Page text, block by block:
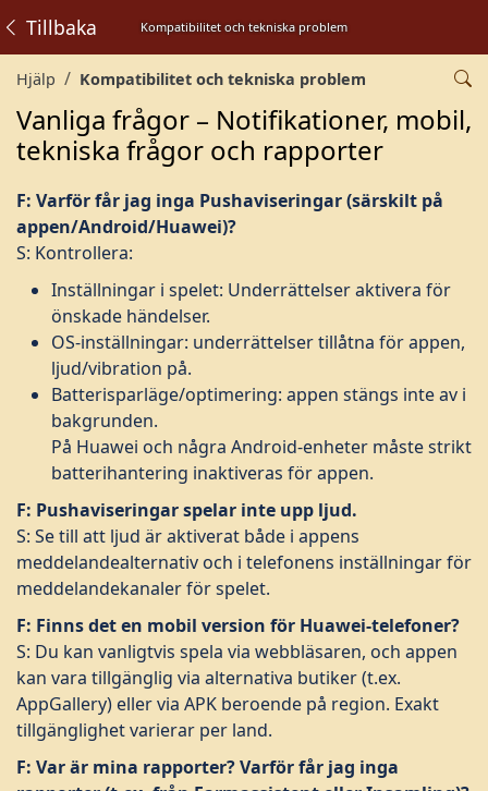
Kompatibilitet och tekniska problem
Tillbaka
Hjälp Kompatibilitet och tekniska problem
Vanliga frågor – Notifikationer, mobil,
tekniska frågor och rapporter
F: Varför får jag inga Pushaviseringar (särskilt på
appen/Android/Huawei)?
S: Kontrollera:
Inställningar i spelet: Underrättelser aktivera för
önskade händelser.
OS-inställningar: underrättelser tillåtna för appen,
ljud/vibration på.
Batterisparläge/optimering: appen stängs inte av i
bakgrunden.
På Huawei och några Android-enheter måste strikt
batterihantering inaktiveras för appen.
F: Pushaviseringar spelar inte upp ljud.
S: Se till att ljud är aktiverat både i appens
meddelandealternativ och i telefonens inställningar för
meddelandekanaler för spelet.
F: Finns det en mobil version för Huawei-telefoner?
S: Du kan vanligtvis spela via webbläsaren, och appen
kan vara tillgänglig via alternativa butiker (t.ex.
AppGallery) eller via APK beroende på region. Exakt
tillgänglighet varierar per land.
F: Var är mina rapporter? Varför får jag inga